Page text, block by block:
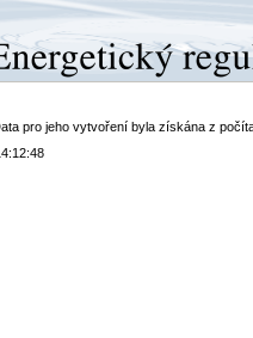
pro jeho vytvoření byla získána z